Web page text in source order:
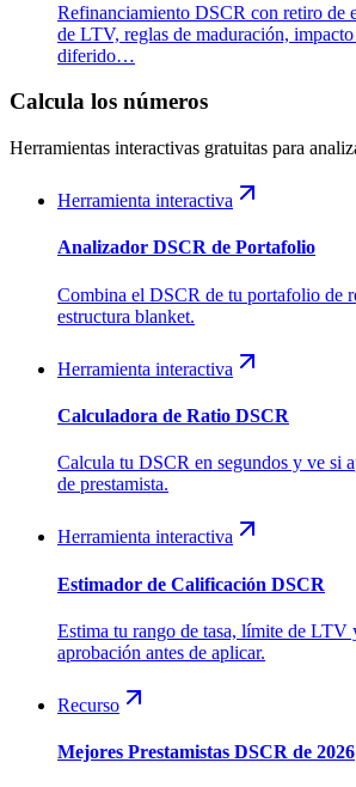
Refinanciamiento DSCR con retiro de
de LTV, reglas de maduración,
diferido…
Calcula los números
Herramientas interactivas gratuitas para
Herramienta interactiva
Analizador DSCR de Portafolio
Combina el DSCR de tu portafolio de
estructura blanket.
Herramienta interactiva
Calculadora de Ratio DSCR
Calcula tu DSCR en segundos y ve si
de prestamista.
Herramienta interactiva
Estimador de Calificación DSCR
Estima tu rango de tasa, límite de LTV
aprobación antes de aplicar.
Recurso
Mejores Prestamistas DSCR de 2026